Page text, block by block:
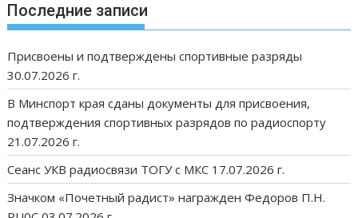
Последние записи
Присвоены и подтверждены спортивные разряды
30.07.2026 г.
В Минспорт края сданы документы для присвоения,
подтверждения спортивных разрядов по радиоспорту
21.07.2026 г.
Сеанс УКВ радиосвязи ТОГУ с МКС 17.07.2026 г.
Значком «Почетный радист» награжден Федоров П.Н.